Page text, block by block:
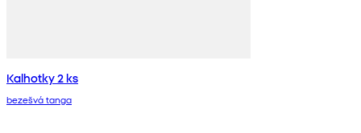
Kalhotky 2 ks
bezešvá tanga